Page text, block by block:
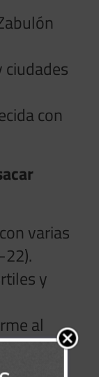
ciudades
con
varias
y
al